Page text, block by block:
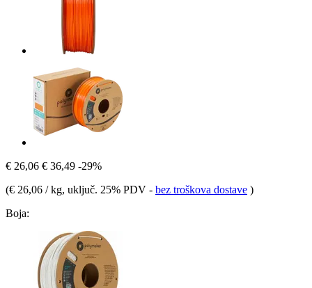
€ 26,06 € 36,49 -29%
(€ 26,06 / kg, uključ. 25% PDV - bez troškova dostave )
Boja: